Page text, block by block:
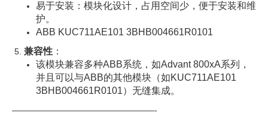
易于安装：模块化设计，占用空间少，便于安装和维
护。
ABB KUC711AE101 3BHB004661R0101
兼容性 ：
该模块兼容多种ABB系统，如Advant 800xA系列，
并且可以与ABB的其他模块（如KUC711AE101
3BHB004661R0101）无缝集成。
—————————————————-